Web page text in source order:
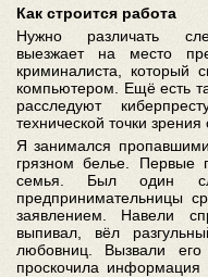
Как строится работа
Нужно различать
выезжает на место
криминалиста, который
компьютером. Ещё есть
расследуют
технической точки
Я занимался
грязном белье. Первые
семья. Был один
предпринимательницы
заявлением. Навели
выпивал, вёл
любовниц. Вызвали
проскочила